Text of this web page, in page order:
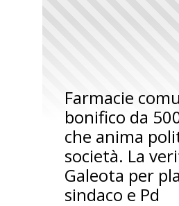
Farmacie
bonifico da
che anima
società. La
Galeota per
sindaco e Pd